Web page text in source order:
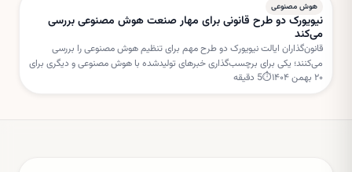
هوش مصنوعی
نیویورک دو طرح قانونی برای مهار صنعت هوش مصنوعی بررسی
می‌کند
قانون‌گذاران ایالت نیویورک دو طرح مهم برای تنظیم هوش مصنوعی را بررسی
می‌کنند؛ یکی برای برچسب‌گذاری خبرهای تولیدشده با هوش مصنوعی و دیگری برای
تعلیق مجوز ساخت مراکز داده جدید.
۲۰ بهمن ۱۴۰۴ ⏱
5 دقیقه